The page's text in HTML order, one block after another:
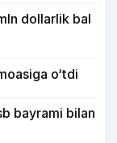
dollarlik bal
o‘tdi
bayrami bilan